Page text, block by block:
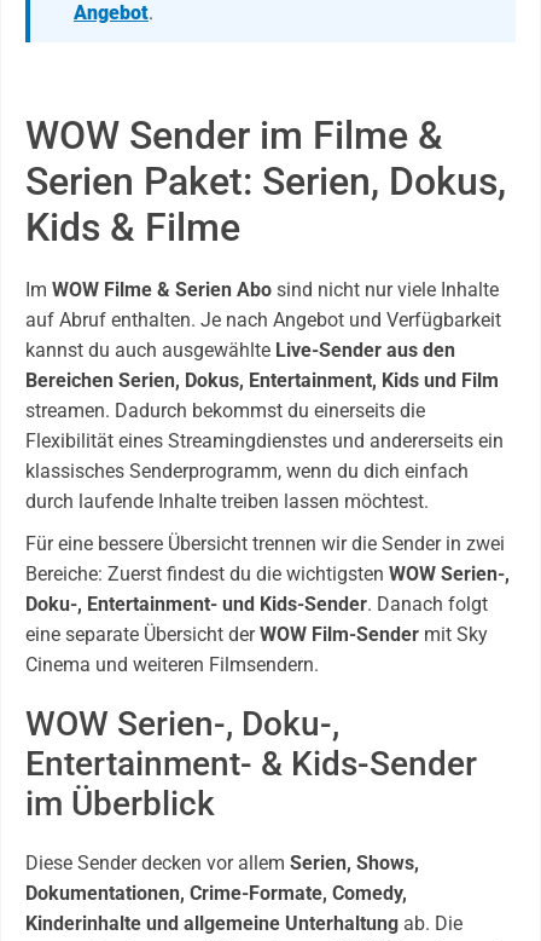
Angebot.
WOW Sender im Filme &
Serien Paket: Serien, Dokus,
Kids & Filme
Im WOW Filme & Serien Abo sind nicht nur viele Inhalte
auf Abruf enthalten. Je nach Angebot und Verfügbarkeit
kannst du auch ausgewählte Live-Sender aus den
Bereichen Serien, Dokus, Entertainment, Kids und Film
streamen. Dadurch bekommst du einerseits die
Flexibilität eines Streamingdienstes und andererseits ein
klassisches Senderprogramm, wenn du dich einfach
durch laufende Inhalte treiben lassen möchtest.
Für eine bessere Übersicht trennen wir die Sender in zwei
Bereiche: Zuerst findest du die wichtigsten WOW Serien-,
Doku-, Entertainment- und Kids-Sender. Danach folgt
eine separate Übersicht derWOW Film-Sender mit Sky
Cinema und weiteren Filmsendern.
WOW Serien-, Doku-,
Entertainment- & Kids-Sender
im Überblick
Diese Sender decken vor allem Serien, Shows,
Dokumentationen, Crime-Formate, Comedy,
Kinderinhalte und allgemeine Unterhaltung ab. Die